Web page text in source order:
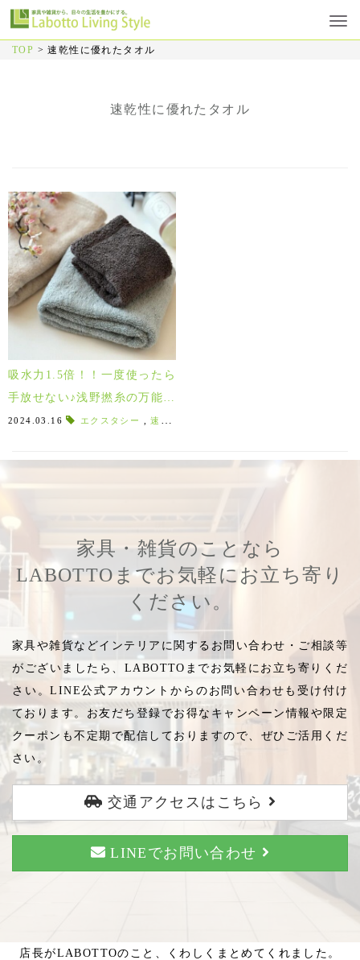
TOP >速乾性に優れたタオル
速乾性に優れたタオル
吸水力1.5倍！！一度使ったら
手放せない♪浅野撚糸の万能タ
オル「EXC エクスタシー」
2024.03.16 エクスタシー ,速乾性に優れたタオル
家具・雑貨のことなら
LABOTTOまでお気軽にお立ち寄り
ください。
家具や雑貨などインテリアに関するお問い合わせ・ご相談等
がございましたら、LABOTTOまでお気軽にお立ち寄りくだ
さい。LINE公式アカウントからのお問い合わせも受け付け
ております。お友だち登録でお得なキャンペーン情報や限定
クーポンも不定期で配信しておりますので、ぜひご活用くだ
さい。
交通アクセスはこちら
LINEでお問い合わせ
店長がLABOTTOのこと、くわしくまとめてくれました。